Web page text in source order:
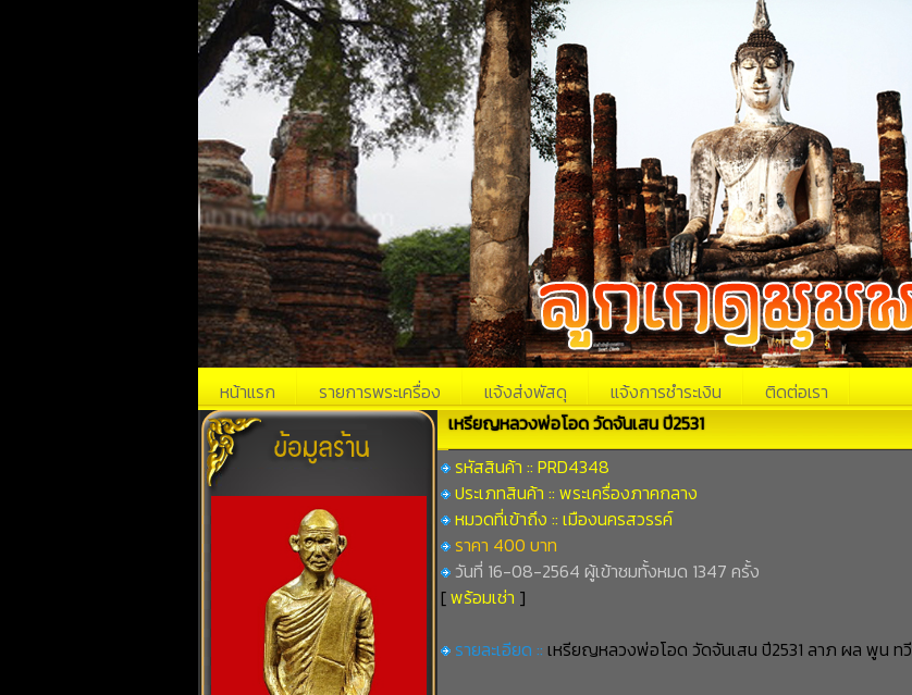
หน้าแรก รายการพระเครื่อง แจ้งส่งพัสดุ แจ้งการชำระเงิน ติดต่อเรา
เหรียญหลวงพ่อโอด วัดจันเสน ปี2531
รหัสสินค้า :: PRD4348
ประเภทสินค้า :: พระเครื่องภาคกลาง
หมวดที่เข้าถึง :: เมืองนครสวรรค์
ราคา 400 บาท
วันที่ 16-08-2564 ผู้เข้าชมทั้งหมด 1347 ครั้ง
[พร้อมเช่า ]
รายละเอียด :: เหรียญหลวงพ่อโอด วัดจันเสน ปี2531 ลาภ ผล พูน ทวี